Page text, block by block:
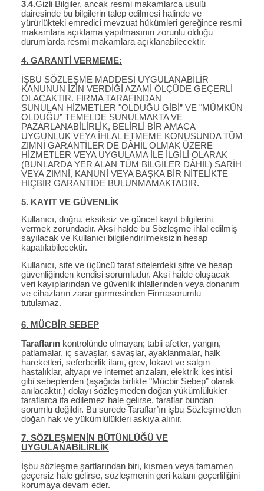
3.4.Gizli Bilgiler, ancak resmi makamlarca usulü
dairesinde bu bilgilerin talep edilmesi halinde ve
yürürlükteki emredici mevzuat hükümleri gereğince resmi
makamlara açıklama yapılmasının zorunlu olduğu
durumlarda resmi makamlara açıklanabilecektir.
4. GARANTİ VERMEME:
İŞBU SÖZLEŞME MADDESİ UYGULANABİLİR
KANUNUN İZİN VERDİĞİ AZAMİ ÖLÇÜDE GEÇERLİ
OLACAKTIR. FİRMA TARAFINDAN
SUNULAN HİZMETLER "OLDUĞU GİBİ” VE "MÜMKÜN
OLDUĞU” TEMELDE SUNULMAKTA VE
PAZARLANABİLİRLİK, BELİRLİ BİR AMACA
UYGUNLUK VEYA İHLAL ETMEME KONUSUNDA TÜM
ZIMNİ GARANTİLER DE DÂHİL OLMAK ÜZERE
HİZMETLER VEYA UYGULAMA İLE İLGİLİ OLARAK
(BUNLARDA YER ALAN TÜM BİLGİLER DÂHİL) SARİH
VEYA ZIMNİ, KANUNİ VEYA BAŞKA BİR NİTELİKTE
HİÇBİR GARANTİDE BULUNMAMAKTADIR.
5. KAYIT VE GÜVENLİK
Kullanıcı, doğru, eksiksiz ve güncel kayıt bilgilerini
vermek zorundadır. Aksi halde bu Sözleşme ihlal edilmiş
sayılacak ve Kullanıcı bilgilendirilmeksizin hesap
kapatılabilecektir.
Kullanıcı, site ve üçüncü taraf sitelerdeki şifre ve hesap
güvenliğinden kendisi sorumludur. Aksi halde oluşacak
veri kayıplarından ve güvenlik ihlallerinden veya donanım
ve cihazların zarar görmesinden Firmasorumlu
tutulamaz.
6. MÜCBİR SEBEP
Tarafların kontrolünde olmayan; tabii afetler, yangın,
patlamalar, iç savaşlar, savaşlar, ayaklanmalar, halk
hareketleri, seferberlik ilanı, grev, lokavt ve salgın
hastalıklar, altyapı ve internet arızaları, elektrik kesintisi
gibi sebeplerden (aşağıda birlikte "Mücbir Sebep” olarak
anılacaktır.) dolayı sözleşmeden doğan yükümlülükler
taraflarca ifa edilemez hale gelirse, taraflar bundan
sorumlu değildir. Bu sürede Taraflar’ın işbu Sözleşme’den
doğan hak ve yükümlülükleri askıya alınır.
7. SÖZLEŞMENİN BÜTÜNLÜĞÜ VE
UYGULANABİLİRLİK
İşbu sözleşme şartlarından biri, kısmen veya tamamen
geçersiz hale gelirse, sözleşmenin geri kalanı geçerliliğini
korumaya devam eder.